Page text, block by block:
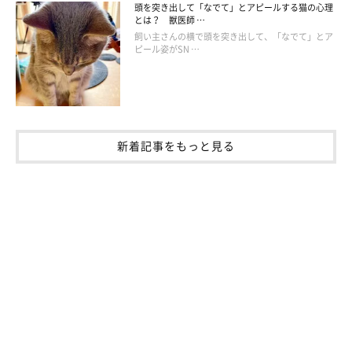
頭を突き出して「なでて」とアピールする猫の心理
とは？ 獣医師 …
飼い主さんの横で頭を突き出して、「なでて」とア
ピール姿がSN …
新着記事をもっと見る